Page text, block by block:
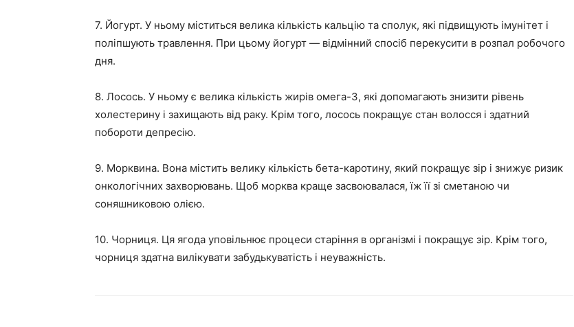
7. Йогурт. У ньому міститься велика кількість кальцію та сполук, які підвищують імунітет і
поліпшують травлення. При цьому йогурт — відмінний спосіб перекусити в розпал робочого
дня.
8. Лосось. У ньому є велика кількість жирів омега-3, які допомагають знизити рівень
холестерину і захищають від раку. Крім того, лосось покращує стан волосся і здатний
побороти депресію.
9. Морквина. Вона містить велику кількість бета-каротину, який покращує зір і знижує ризик
онкологічних захворювань. Щоб морква краще засвоювалася, їж її зі сметаною чи
соняшниковою олією.
10. Чорниця. Ця ягода уповільнює процеси старіння в організмі і покращує зір. Крім того,
чорниця здатна вилікувати забудькуватість і неуважність.